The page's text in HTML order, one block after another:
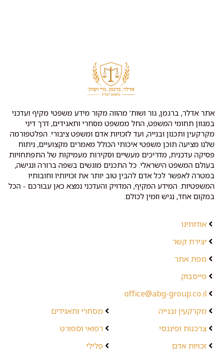
אתר אדלר, ברגמן, גור ושות' מהווה מקור מידע משפטי מקיף ועדכני
במגוון תחומי המשפט, החל ממשפט מסחרי ותאגידים, דרך דיני
מקרקעין ותכנון ובנייה, ועד לזכויות אדם ומשפט ציבורי. הפלטפורמה
שלנו מציעה תוכן משפטי איכותי הכולל מאמרים מקצועיים, ניתוח
פסיקה עדכנית, מדריכים מעשיים וסקירות מעמיקות של התפתחויות
בעולם המשפט הישראלי. כל התכנים מוגשים בשפה ברורה ונגישה,
במטרה לאפשר לכל אדם להבין טוב יותר את זכויותיו וחובותיו
המשפטיות. המידע המקיף, המדויק והעדכני נמצא כאן עבורכם - הכל
במקום אחד, נגיש וזמין לכולם.
אודותינו
יצירת קשר
מפת אתר
פייסבוק
office@abg-group.co.il
מקרקעין ובנייה
צרכנות ופיננסי
זכויות אדם
מסחרי ותאגידים
רפואי וספורט
פלילי